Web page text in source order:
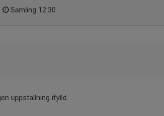
Samling 12:30
uppställning ifylld